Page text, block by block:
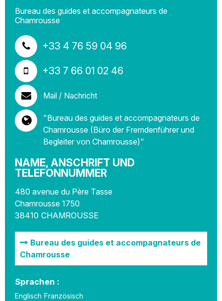
Bureau des guides et accompagnateurs de
Chamrousse
+33 4 76 59 04 96
+33 7 66 01 02 46
Mail / Nachricht
"Bureau des guides et accompagnateurs de
Chamrousse (Büro der Fremdenführer und
Begleiter von Chamrousse)"
NAME, ANSCHRIFT UND
TELEFONNUMMER
480 avenue du Père Tasse
Chamrousse 1750
38410 CHAMROUSSE
Bureau des guides et accompagnateurs de
Chamrousse
Sprachen :
Englisch Französisch